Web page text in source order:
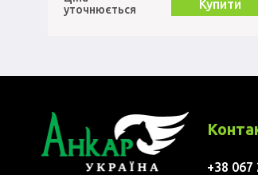
уточнюється
Купити
+38 067